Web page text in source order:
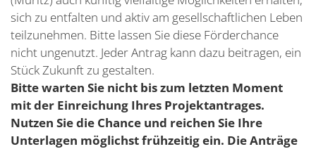
sich zu entfalten und aktiv am gesellschaftlichen Leben
teilzunehmen. Bitte lassen Sie diese Förderchance
nicht ungenutzt. Jeder Antrag kann dazu beitragen, ein
Stück Zukunft zu gestalten.
Bitte warten Sie nicht bis zum letzten Moment
mit der Einreichung Ihres Projektantrages.
Nutzen Sie die Chance und reichen Sie Ihre
Unterlagen möglichst frühzeitig ein. Die Anträge